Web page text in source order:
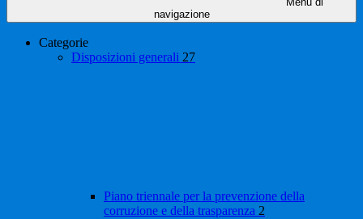
navigazione
Categorie
Disposizioni generali 27
Piano triennale per la prevenzione della
corruzione e della trasparenza 2